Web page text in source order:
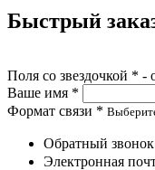
Быстрый
Поля со звездочкой * -
Ваше имя *
Формат связи *
Обратный звонок
Электронная